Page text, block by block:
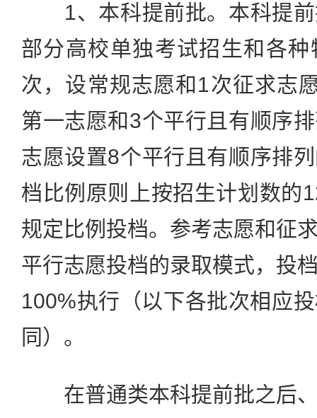
1、本科提前批。本科提前
部分高校单独考试招生和各
次，设常规志愿和1次征求志
第一志愿和3个平行且有顺序
志愿设置8个平行且有顺序排
档比例原则上按招生计划数的
规定比例投档。参考志愿和征
平行志愿投档的录取模式，投
100%执行（以下各批次相应
同）。
在普通类本科提前批之后、